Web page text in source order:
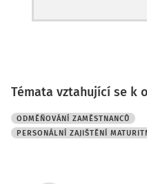
Témata vztahující se k
ODMĚŇOVÁNÍ ZAMĚSTNANCŮ
PERSONÁLNÍ ZAJIŠTĚNÍ